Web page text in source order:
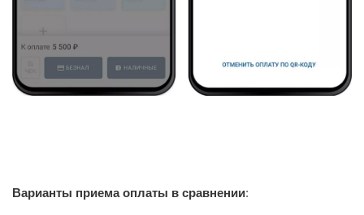
Варианты приема оплаты в сравнении: